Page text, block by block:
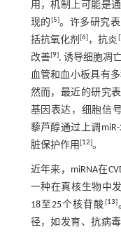
用，机制上可能是
现的 [5]。许多研究
括抗氧化剂[6] ，抗炎 [
改善[9], 诱导细胞凋
血管和血小板具有
然而，最近的研究
基因表达，细胞信
藜芦醇通过上调
脏保护作用 [12]。
近年来，miRNA在
一种在真核生物中
18至25个核苷酸 [13]
径，如发育、抗病